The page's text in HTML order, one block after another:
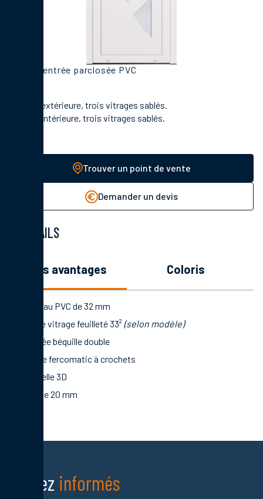
Porte d'entrée parclosée PVC
En face extérieure, trois vitrages sablés.
En face intérieure, trois vitrages sablés.
Trouver un point de vente
Demander un devis
DÉTAILS
les avantages coloris
Panneau PVC de 32 mm
Double vitrage feuilleté 33²(selon modèle)
Poignée béquille double
Serrure fercomatic à crochets
Paumelle 3D
Seuil de 20 mm
Restez informés